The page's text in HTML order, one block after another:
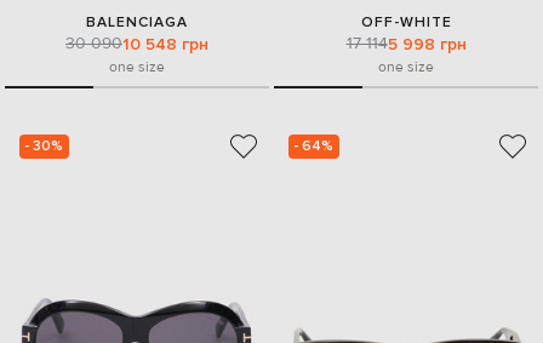
BALENCIAGA
30 09010 548 грн
one size
OFF-WHITE
17 1145 998 грн
one size
- 30% - 64%